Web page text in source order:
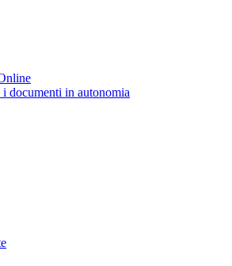
documenti in autonomia